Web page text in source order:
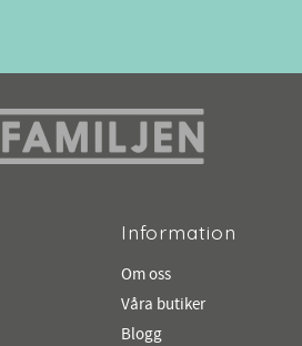
Information
Om oss
Våra butiker
Blogg